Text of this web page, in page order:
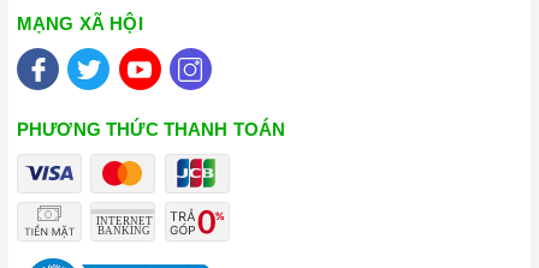
lượng và nguồn gốc sản phẩm chính hãng. Chúng tôi tự tin
tận tâm và chính sách bảo hành, hậu mãi chuyên nghiệp nhất.
Xem thêm tại đây:
Home Best Care - Trung tâm bảo trì, sửa
MẠNG XÃ HỘI
PHƯƠNG THỨC THANH TOÁN